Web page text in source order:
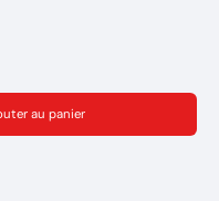
- 160Amp
et décrassage facile.
au panier